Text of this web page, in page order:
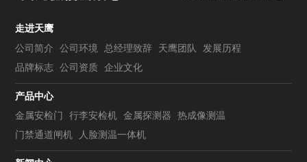
走进天鹰
公司简介
公司环境 总经理致辞 天鹰团队
发展历程
品牌标志 公司资质 企业文化
产品中心
金属安检门
行李安检机 金属探测器
热成像测温
门禁通道闸机
人脸测温一体机